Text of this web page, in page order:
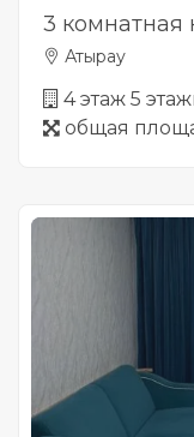
3 комнатная
Атырау
4 этаж 5
общая